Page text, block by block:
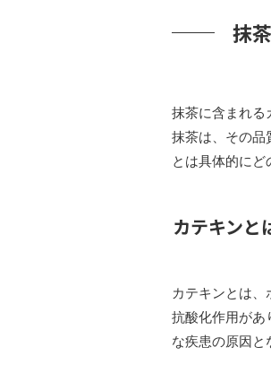
抹
抹茶に含まれる
抹茶は、その品
とは具体的にど
カテキンと
カテキンとは
抗酸化作用があ
な疾患の原因と